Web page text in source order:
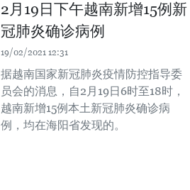
2月19日下午越南新增15例新
冠肺炎确诊病例
19/02/2021 12:31
据越南国家新冠肺炎疫情防控指导委
员会的消息，自2月19日6时至18时，
越南新增15例本土新冠肺炎确诊病
例，均在海阳省发现的。